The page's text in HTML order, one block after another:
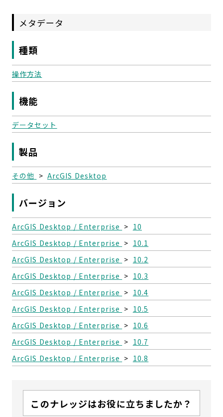
メタデータ
種類
操作方法
機能
データセット
製品
その他 > ArcGIS Desktop
バージョン
ArcGIS Desktop / Enterprise > 10
ArcGIS Desktop / Enterprise > 10.1
ArcGIS Desktop / Enterprise > 10.2
ArcGIS Desktop / Enterprise > 10.3
ArcGIS Desktop / Enterprise > 10.4
ArcGIS Desktop / Enterprise > 10.5
ArcGIS Desktop / Enterprise > 10.6
ArcGIS Desktop / Enterprise > 10.7
ArcGIS Desktop / Enterprise > 10.8
このナレッジはお役に立ちましたか？